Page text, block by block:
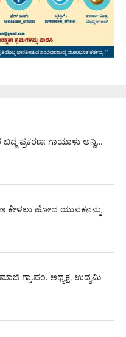
ಪ್ರಕರಣ: ಗಾಯಾಳು ಅನ್ವಿ...
ಕೇಳಲು ಹೋದ ಯುವಕನನ್ನು
ಗ್ರಾ.ಪಂ. ಅಧ್ಯಕ್ಷ, ಉದ್ಯಮಿ